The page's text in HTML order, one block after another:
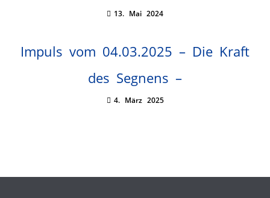
13. Mai 2024
Impuls vom 04.03.2025 – Die Kraft
des Segnens –
4. März 2025